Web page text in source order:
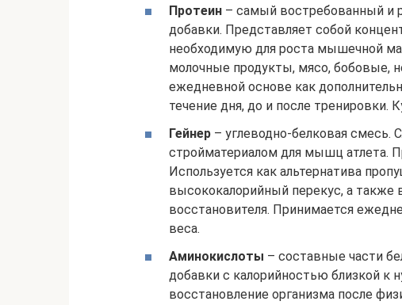
Протеин – самый востребованный и
добавки. Представляет собой
необходимую для роста мышечной
молочные продукты, мясо, бобовые,
ежедневной основе как
течение дня, до и после тренировки.
Гейнер – углеводно-белковая смесь.
стройматериалом для мышц атлета.
Используется как альтернатива
высококалорийный перекус, а также
восстановителя. Принимается
веса.
Аминокислоты – составные части
добавки с калорийностью близкой к
восстановление организма после